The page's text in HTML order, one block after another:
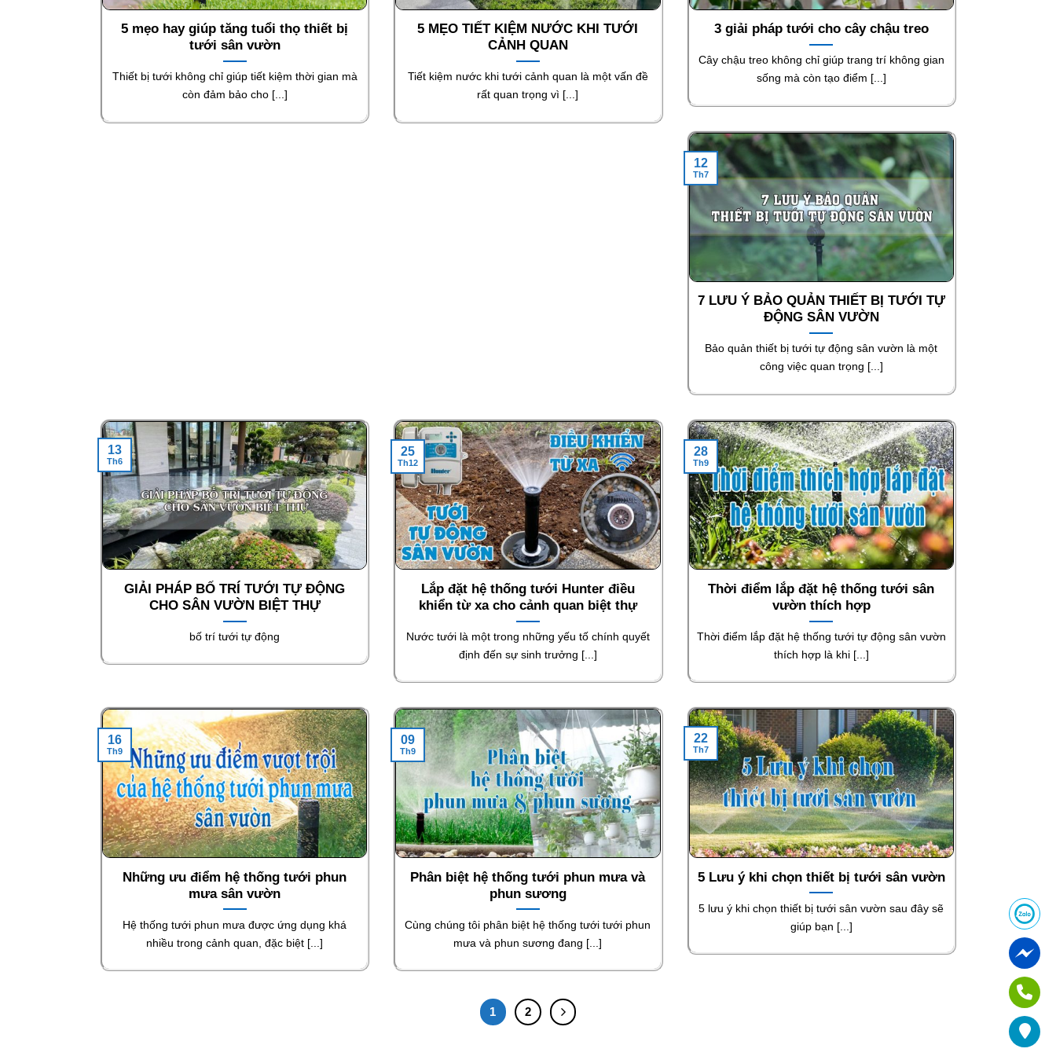
5 mẹo hay giúp tăng tuổi thọ thiết bị
tưới sân vườn
Thiết bị tưới không chỉ giúp tiết kiệm thời gian mà
còn đảm bảo cho [...]
5 MẸO TIẾT KIỆM NƯỚC KHI TƯỚI
CẢNH QUAN
Tiết kiệm nước khi tưới cảnh quan là một vấn đề
rất quan trọng vì [...]
3 giải pháp tưới cho cây chậu treo
Cây chậu treo không chỉ giúp trang trí không gian
sống mà còn tạo điểm [...]
7 LƯU Ý BẢO QUẢN THIẾT BỊ TƯỚI TỰ
ĐỘNG SÂN VƯỜN
Bảo quản thiết bị tưới tự động sân vườn là một
công việc quan trọng [...]
12
Th7
GIẢI PHÁP BỐ TRÍ TƯỚI TỰ ĐỘNG
CHO SÂN VƯỜN BIỆT THỰ
bố trí tưới tự động
13
Th6
Lắp đặt hệ thống tưới Hunter điều
khiển từ xa cho cảnh quan biệt thự
Nước tưới là một trong những yếu tố chính quyết
định đến sự sinh trưởng [...]
25
Th12
Thời điểm lắp đặt hệ thống tưới sân
vườn thích hợp
Thời điểm lắp đặt hệ thống tưới tự động sân vườn
thích hợp là khi [...]
28
Th9
Những ưu điểm hệ thống tưới phun
mưa sân vườn
Hệ thống tưới phun mưa được ứng dụng khá
nhiều trong cảnh quan, đặc biệt [...]
16
Th9
Phân biệt hệ thống tưới phun mưa và
phun sương
Cùng chúng tôi phân biệt hệ thống tưới tưới phun
mưa và phun sương đang [...]
09
Th9
5 Lưu ý khi chọn thiết bị tưới sân vườn
5 lưu ý khi chọn thiết bị tưới sân vườn sau đây sẽ
giúp bạn [...]
22
Th7
1 2